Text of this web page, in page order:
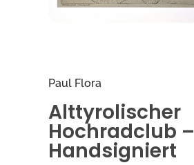
Paul Flora
Alttyrolischer
Hochradclub –
Handsigniert